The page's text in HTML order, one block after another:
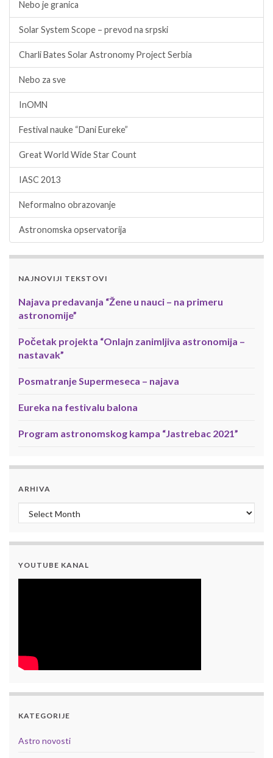
Nebo je granica
Solar System Scope – prevod na srpski
Charli Bates Solar Astronomy Project Serbia
Nebo za sve
InOMN
Festival nauke “Dani Eureke”
Great World Wide Star Count
IASC 2013
Neformalno obrazovanje
Astronomska opservatorija
NAJNOVIJI TEKSTOVI
Najava predavanja “Žene u nauci – na primeru
astronomije”
Početak projekta “Onlajn zanimljiva astronomija –
nastavak”
Posmatranje Supermeseca – najava
Eureka na festivalu balona
Program astronomskog kampa “Jastrebac 2021”
ARHIVA
Arhiva
YOUTUBE KANAL
KATEGORIJE
Astro novosti